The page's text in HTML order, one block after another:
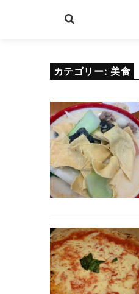
カテゴリー: 美食